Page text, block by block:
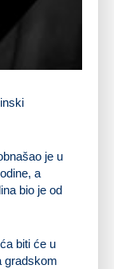
je u
a
bio je od
biti će u
gradskom